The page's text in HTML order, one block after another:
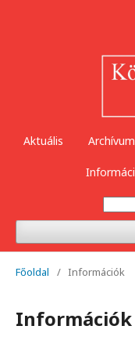
Aktuális
Főoldal / Információk
Információk